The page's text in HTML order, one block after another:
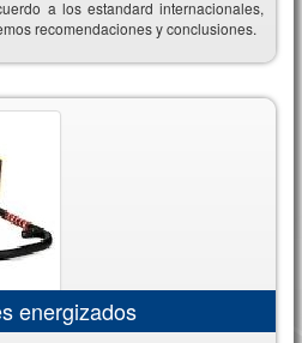
a los estandard internacionales,
recomendaciones y conclusiones.
energizados